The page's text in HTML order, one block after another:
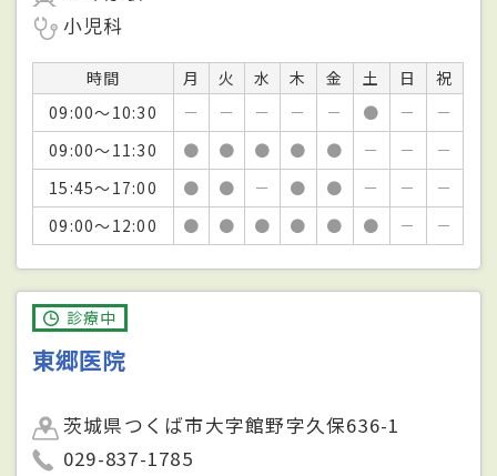
小児科
時間 月 火 水 木 金 土 日
祝
09:00～10:30
－ － － － － ● －
－
09:00～11:30
● ● ● ● ● － －
－
15:45～17:00
● ● － ● ● － －
－
09:00～12:00
● ● ● ● ● ● － －
診療中
東郷医院
茨城県つくば市大字館野字久保636-1
029-837-1785